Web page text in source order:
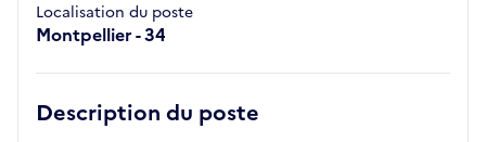
Localisation du poste
Montpellier - 34
Description du poste